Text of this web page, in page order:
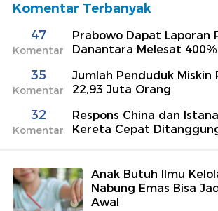
Komentar Terbanyak
47
Komentar
Prabowo Dapat Laporan
Danantara Melesat 400%
35
Komentar
Jumlah Penduduk Miskin
22,93 Juta Orang
32
Komentar
Respons China dan
Kereta Cepat
Anak Butuh Ilmu
Nabung Emas Bisa
Awal